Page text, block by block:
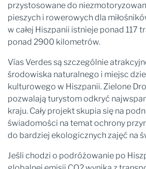
przystosowane do
pieszych i rowerowych dla
w całej Hiszpanii istnieje ponad 117
ponad 2900 kilometrów.
Vías Verdes są szczególnie
środowiska naturalnego i miejsc
kulturowego w Hiszpanii. Zielone
pozwalają turystom odkryć
kraju. Cały projekt skupia się na
świadomości na temat ochrony
do bardziej ekologicznych zajęć na
Jeśli chodzi o podróżowanie po